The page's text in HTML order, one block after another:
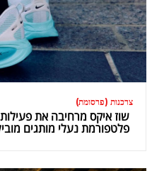
צרכנות (פרסומת)
פלטפורמת נעלי מותגים